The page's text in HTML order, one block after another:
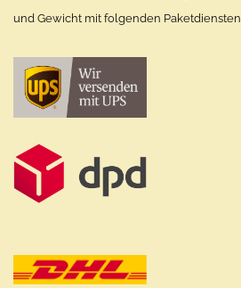
und Gewicht mit folgenden Paketdiensten